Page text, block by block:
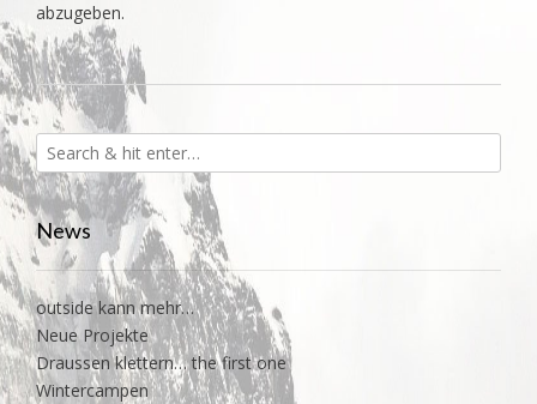
abzugeben.
News
outside kann mehr…
Neue Projekte
Draussen klettern… the first one
Wintercampen